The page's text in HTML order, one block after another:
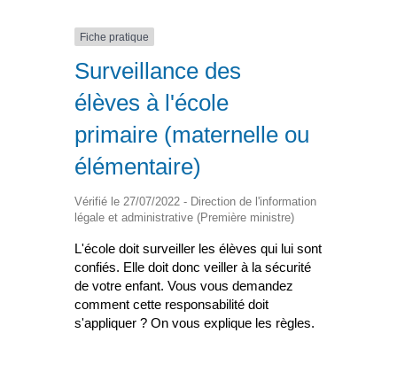
Fiche pratique
Surveillance des
élèves à l'école
primaire (maternelle ou
élémentaire)
Vérifié le 27/07/2022 - Direction de l'information
légale et administrative (Première ministre)
L'école doit surveiller les élèves qui lui sont
confiés. Elle doit donc veiller à la sécurité
de votre enfant. Vous vous demandez
comment cette responsabilité doit
s'appliquer ? On vous explique les règles.